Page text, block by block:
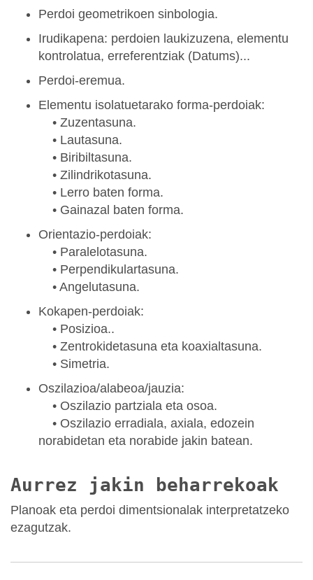
Perdoi geometrikoen sinbologia.
Irudikapena: perdoien laukizuzena, elementu
kontrolatua, erreferentziak (Datums)...
Perdoi-eremua.
Elementu isolatuetarako forma-perdoiak:
• Zuzentasuna.
• Lautasuna.
• Biribiltasuna.
• Zilindrikotasuna.
• Lerro baten forma.
• Gainazal baten forma.
Orientazio-perdoiak:
• Paralelotasuna.
• Perpendikulartasuna.
• Angelutasuna.
Kokapen-perdoiak:
• Posizioa..
• Zentrokidetasuna eta koaxialtasuna.
• Simetria.
Oszilazioa/alabeoa/jauzia:
• Oszilazio partziala eta osoa.
• Oszilazio erradiala, axiala, edozein
norabidetan eta norabide jakin batean.
Aurrez jakin beharrekoak
Planoak eta perdoi dimentsionalak interpretatzeko
ezagutzak.